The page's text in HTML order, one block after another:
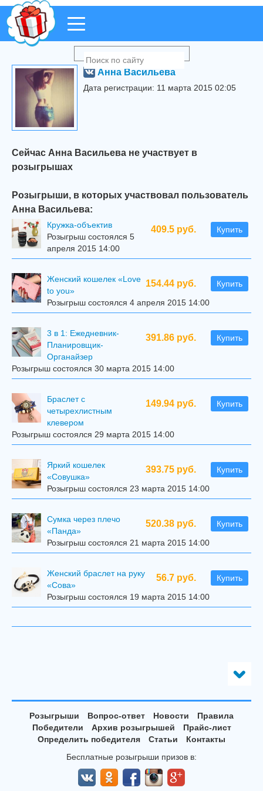
Анна Васильева
Дата регистрации: 11 марта 2015 02:05
Сейчас Анна Васильева не участвует в
розыгрышах
Розыгрыши, в которых участвовал пользователь
Анна Васильева:
409.5 руб. Купить
Кружка-объектив
Розыгрыш состоялся 5
апреля 2015 14:00
154.44 руб. Купить
Женский кошелек «Love
to you»
Розыгрыш состоялся 4 апреля 2015 14:00
391.86 руб. Купить
3 в 1: Ежедневник-
Планировщик-
Органайзер
Розыгрыш состоялся 30 марта 2015 14:00
149.94 руб. Купить
Браслет с
четырехлистным
клевером
Розыгрыш состоялся 29 марта 2015 14:00
393.75 руб. Купить
Яркий кошелек
«Совушка»
Розыгрыш состоялся 23 марта 2015 14:00
520.38 руб. Купить
Сумка через плечо
«Панда»
Розыгрыш состоялся 21 марта 2015 14:00
56.7 руб. Купить
Женский браслет на руку
«Сова»
Розыгрыш состоялся 19 марта 2015 14:00
Розыгрыши Вопрос-ответ Новости
Правила
Победители
Архив розыгрышей
Прайс-лист
Определить победителя
Статьи
Контакты
Бесплатные розыгрыши призов в: